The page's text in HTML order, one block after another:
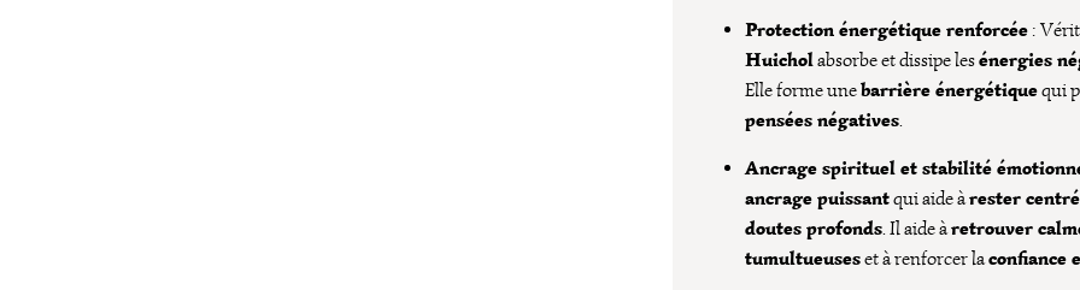
Protection énergétique renforcée:
Huicholabsorbe et dissipe lesénergies
Elle forme unebarrière énergétiquequi
pensées négatives.
Ancrage spirituel et stabilité
ancrage puissantqui aide àrester centré
doutes profonds. Il aide àretrouver
tumultueuseset à renforcer laconfiance